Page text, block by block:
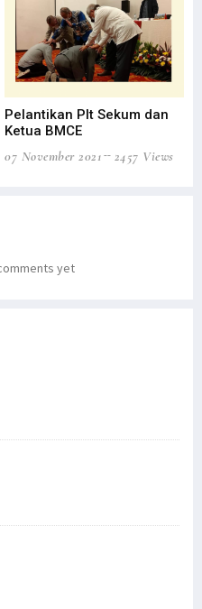
Pelantikan Plt Sekum dan
Ketua BMCE
07 November 2021
2457 Views
yet